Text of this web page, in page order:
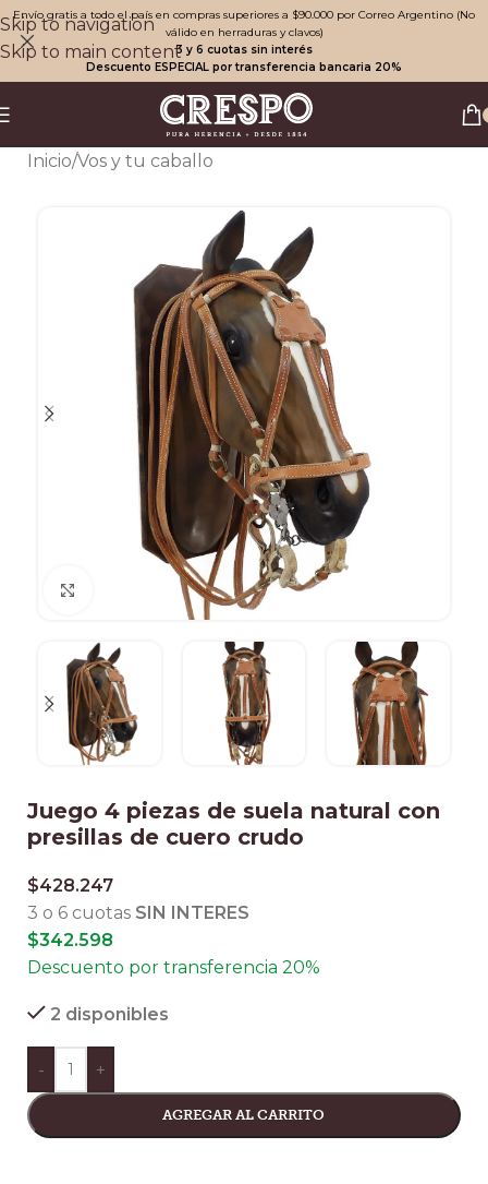
Skip to navigation
Skip to main content
Envío gratis a todo el país en compras superiores a $90.000 por Correo Argentino (No
válido en herraduras y clavos)
3 y 6 cuotas sin interés
Descuento ESPECIAL por transferencia bancaria 20%
Inicio/Vos y tu caballo
Clic para ampliar
Juego 4 piezas de suela natural con
presillas de cuero crudo
$428.247
3 o 6 cuotas SIN INTERES
$342.598
Descuento por transferencia 20%
2 disponibles
- +
AGREGAR AL CARRITO